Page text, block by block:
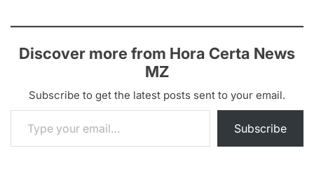
Discover more from Hora Certa News
MZ
Subscribe to get the latest posts sent to your email.
Type your email…
Subscribe